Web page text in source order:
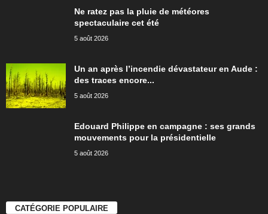
Ne ratez pas la pluie de météores
spectaculaire cet été
5 août 2026
Un an après l’incendie dévastateur en Aude :
des traces encore...
5 août 2026
Edouard Philippe en campagne : ses grands
mouvements pour la présidentielle
5 août 2026
CATÉGORIE POPULAIRE